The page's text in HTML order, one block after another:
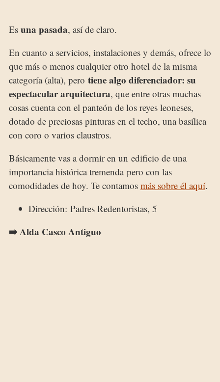
Es una pasada, así de claro.
En cuanto a servicios, instalaciones y demás, ofrece lo
que más o menos cualquier otro hotel de la misma
categoría (alta), pero tiene algo diferenciador: su
espectacular arquitectura, que entre otras muchas
cosas cuenta con el panteón de los reyes leoneses,
dotado de preciosas pinturas en el techo, una basílica
con coro o varios claustros.
Básicamente vas a dormir en un edificio de una
importancia histórica tremenda pero con las
comodidades de hoy. Te contamos más sobre él aquí.
Dirección: Padres Redentoristas, 5
➡️ Alda Casco Antiguo